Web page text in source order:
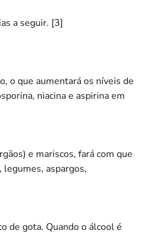
a seguir. [3]
o que aumentará os níveis de
niacina e aspirina em
e mariscos, fará com que
aspargos,
de gota. Quando o álcool é